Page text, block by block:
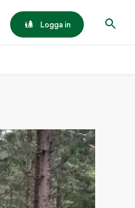
Logga in